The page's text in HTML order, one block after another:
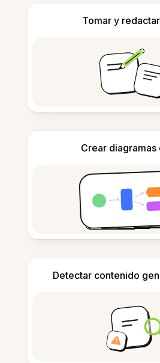
Tomar y
Crear diagramas
Detectar contenido